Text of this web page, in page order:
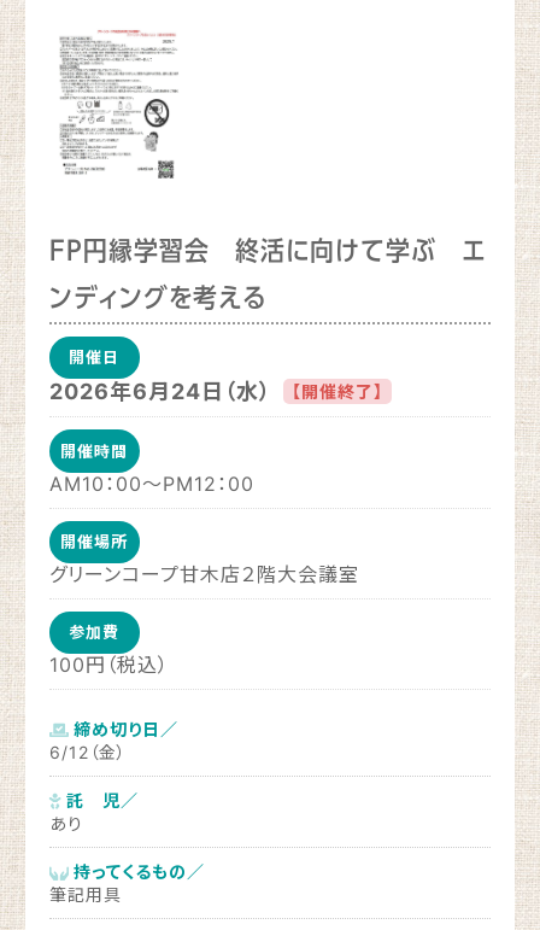
FP円縁学習会 終活に向けて学ぶ エ
ンディングを考える
開催日
2026年6月24日（水） 【開催終了】
開催時間
AM10：00～PM12：00
開催場所
グリーンコープ甘木店２階大会議室
参加費
100円（税込）
締め切り日／
6/12（金）
託 児／
あり
持ってくるもの／
筆記用具